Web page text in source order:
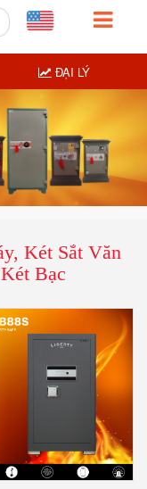
Két Sắt Văn
Bạc
ĐẠI LÝ